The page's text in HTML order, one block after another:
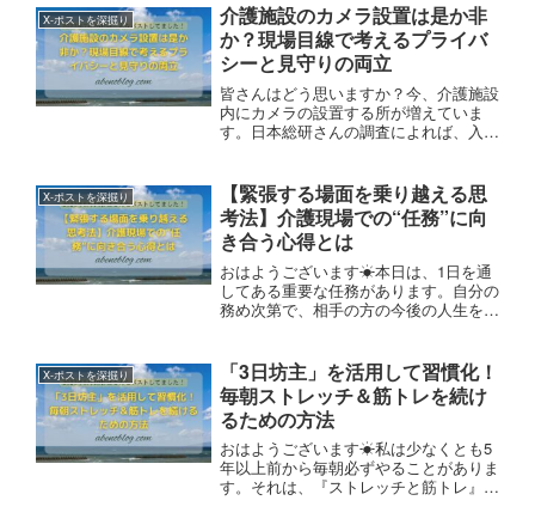
X-ポストを深掘り
介護施設のカメラ設置は是か非
か？現場目線で考えるプライバ
シーと見守りの両立
皆さんはどう思いますか？今、介護施設
内にカメラの設置する所が増えていま
す。日本総研さんの調査によれば、入所
じられた効果は“居室で発生した事故の
検証”との事。一方で“プライバシーの配
慮が困難”との回答も🤔
X-ポストを深掘り
【緊張する場面を乗り越える思
考法】介護現場での“任務”に向
き合う心得とは
おはようございます☀本日は、1日を通
してある重要な任務があります。自分の
務め次第で、相手の方の今後の人生を左
を遂行します💪ほんとは緊張し過ぎてガ
クブルしてるのですが、それは自信を持
ったフリをして臨みます🤣
X-ポストを深掘り
「3日坊主」を活用して習慣化！
毎朝ストレッチ＆筋トレを続け
るための方法
おはようございます☀私は少なくとも5
年以上前から毎朝必ずやることがありま
す。それは、『ストレッチと筋トレ』で